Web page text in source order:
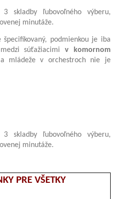
skladby ľubovoľného výberu,
minutáže.
podmienkou je iba
súťažiacimi v komornom
mládeže v orchestroch nie je
skladby ľubovoľného výberu,
minutáže.
PRE VŠETKY